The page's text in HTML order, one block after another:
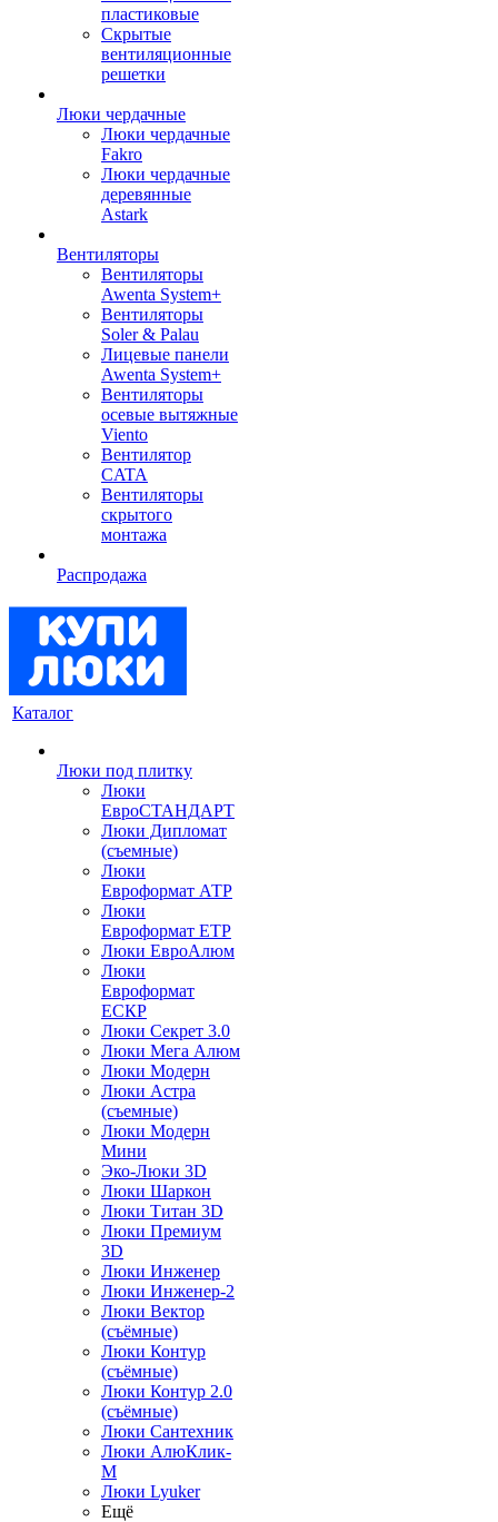
пластиковые
Скрытые
вентиляционные
решетки
Люки чердачные
Люки чердачные
Fakro
Люки чердачные
деревянные
Astark
Вентиляторы
Вентиляторы
Awenta System+
Вентиляторы
Soler & Palau
Лицевые панели
Awenta System+
Вентиляторы
осевые вытяжные
Viento
Вентилятор
CATA
Вентиляторы
скрытого
монтажа
Распродажа
Каталог
Люки под плитку
Люки
ЕвроСТАНДАРТ
Люки Дипломат
(съемные)
Люки
Евроформат АТР
Люки
Евроформат ЕТР
Люки ЕвроАлюм
Люки
Евроформат
ЕСКР
Люки Секрет 3.0
Люки Мега Алюм
Люки Модерн
Люки Астра
(съемные)
Люки Модерн
Мини
Эко-Люки 3D
Люки Шаркон
Люки Титан 3D
Люки Премиум
3D
Люки Инженер
Люки Инженер-2
Люки Вектор
(съёмные)
Люки Контур
(съёмные)
Люки Контур 2.0
(съёмные)
Люки Сантехник
Люки АлюКлик-
М
Люки Lyuker
Ещё